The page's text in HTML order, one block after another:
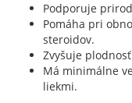
Podporuje
Pomáha pri
steroidov.
Zvyšuje
Má minimálne
liekmi.